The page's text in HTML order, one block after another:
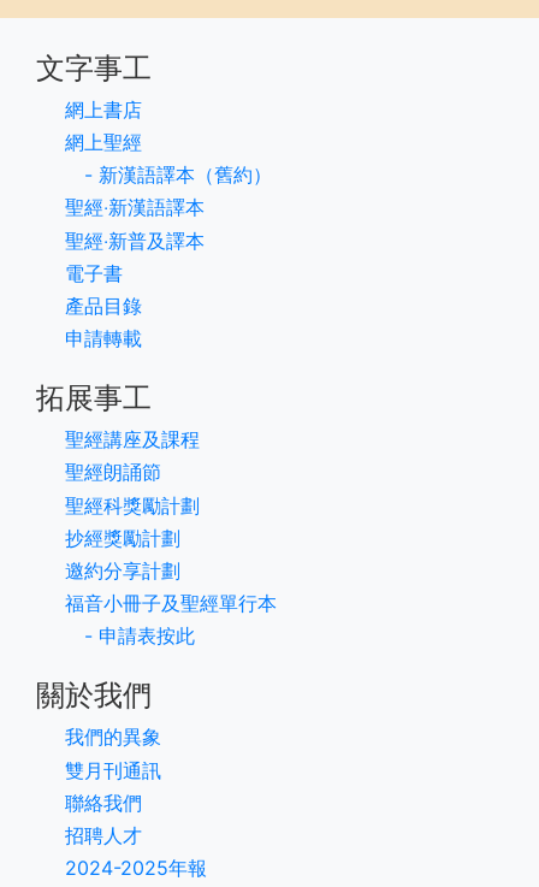
文字事工
網上書店
網上聖經
- 新漢語譯本（舊約）
聖經‧新漢語譯本
聖經‧新普及譯本
電子書
產品目錄
申請轉載
拓展事工
聖經講座及課程
聖經朗誦節
聖經科獎勵計劃
抄經獎勵計劃
邀約分享計劃
福音小冊子及聖經單行本
- 申請表按此
關於我們
我們的異象
雙月刊通訊
聯絡我們
招聘人才
2024-2025年報